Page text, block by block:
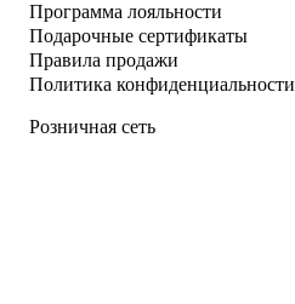
Программа лояльности
Подарочные сертификаты
Правила продажи
Политика конфиденциальности
Розничная сеть